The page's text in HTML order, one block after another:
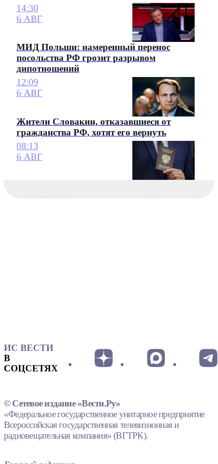
14:30
6 АВГ
МИД Польши: намеренный перенос
посольства РФ грозит разрывом
дипотношений
12:09
6 АВГ
Жители Словакии, отказавшиеся от
гражданства РФ, хотят его вернуть
08:13
6 АВГ
ИС ВЕСТИ
В
СОЦСЕТЯХ
© Сетевое издание «Вести.Ру»
«Федеральное государственное унитарное предприятие
Всероссийская государственная телевизионная и
радиовещательная компания» (ВГТРК).